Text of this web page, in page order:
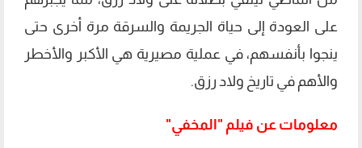
على العودة إلى حياة الجريمة والسرقة مرة أخرى حتى
ينجوا بأنفسهم، في عملية مصيرية هي الأكبر والأخطر
والأهم في تاريخ ولاد رزق.
معلومات عن فيلم "المخفي"